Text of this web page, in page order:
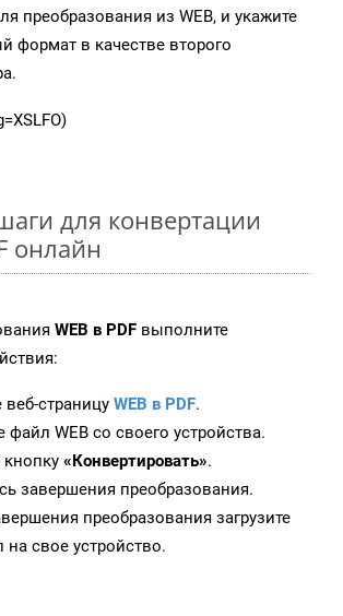
преобразования из WEB, и укажите
формат в качестве второго
для конвертации
онлайн
WEB в PDF выполните
веб-страницу WEB в PDF.
файл WEB со своего устройства.
«Конвертировать».
завершения преобразования.
преобразования загрузите
на свое устройство.